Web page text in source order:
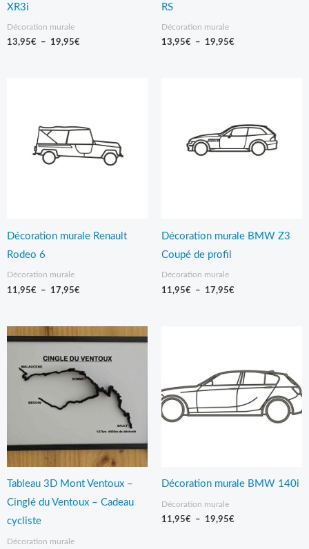
XR3i
Décoration murale
13,95€ – 19,95€
RS
Décoration murale
13,95€ – 19,95€
Décoration murale Renault
Rodeo 6
Décoration murale
11,95€ – 17,95€
à
17,95€
Décoration murale BMW Z3
Coupé de profil
Décoration murale
11,95€ – 17,95€
à
17,95€
Tableau 3D Mont Ventoux –
Cinglé du Ventoux – Cadeau
cycliste
Décoration murale
de
prix :
à
24,95€
Décoration murale BMW 140i
Décoration murale
11,95€ – 19,95€
à
19,95€